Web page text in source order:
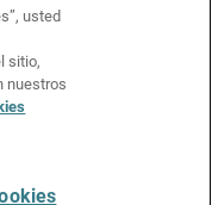
usted
sitio,
nuestros